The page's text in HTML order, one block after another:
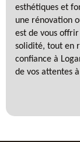
esthétiques et
une rénovation
est de vous
solidité, tout en
confiance à
de vos attentes